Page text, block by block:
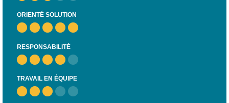
ORIENTÉ SOLUTION
RESPONSABILITÉ
TRAVAIL EN ÉQUIPE
Helpdesk
mon profil
avec le
numérique
– CISP
Horizon IT :